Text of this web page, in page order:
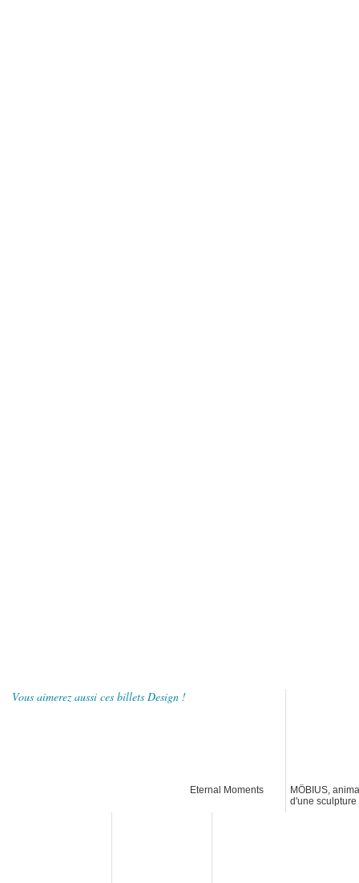
Vous aimerez aussi ces billets Design !
Eternal Moments
MÖBIUS,
d'une sculpture